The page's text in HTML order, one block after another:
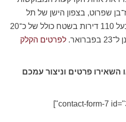
שפרוט, בצפון הישן של תל
של
כ־20
ל־23 בפברואר.
לפרטים הקלק
השאירו פרטים וניצור עמכם